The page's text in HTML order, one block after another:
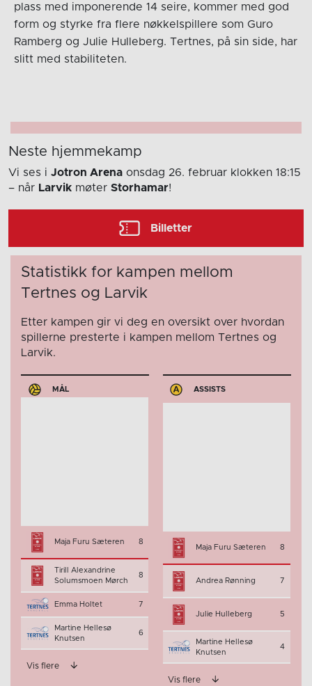
plass med imponerende 14 seire, kommer med god
form og styrke fra flere nøkkelspillere som Guro
Ramberg og Julie Hulleberg. Tertnes, på sin side, har
slitt med stabiliteten.
Neste hjemmekamp
Vi ses i Jotron Arena onsdag 26. februar klokken 18:15
– når Larvik møter Storhamar!
Billetter
Statistikk for kampen mellom
Tertnes og Larvik
Etter kampen gir vi deg en oversikt over hvordan
spillerne presterte i kampen mellom Tertnes og
Larvik.
MÅL
Maja Furu Sæteren 8
Tirill Alexandrine
Solumsmoen Mørch
8
Emma Holtet 7
Martine Hellesø
Knutsen
6
Vis flere
ASSISTS
Maja Furu Sæteren 8
Andrea Rønning 7
Julie Hulleberg 5
Martine Hellesø
Knutsen
4
Vis flere